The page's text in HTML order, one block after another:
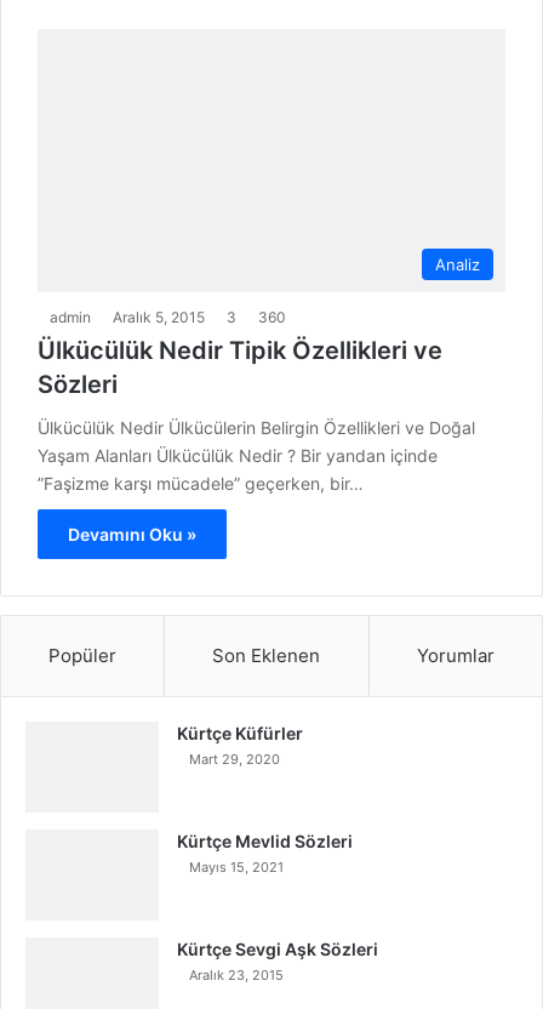
Analiz
admin Aralık 5, 2015 3 360
Ülkücülük Nedir Tipik Özellikleri ve
Sözleri
Ülkücülük Nedir Ülkücülerin Belirgin Özellikleri ve Doğal
Yaşam Alanları Ülkücülük Nedir ? Bir yandan içinde
”Faşizme karşı mücadele” geçerken, bir…
Devamını Oku »
Popüler Son Eklenen Yorumlar
Kürtçe Küfürler
Mart 29, 2020
Kürtçe Mevlid Sözleri
Mayıs 15, 2021
Kürtçe Sevgi Aşk Sözleri
Aralık 23, 2015